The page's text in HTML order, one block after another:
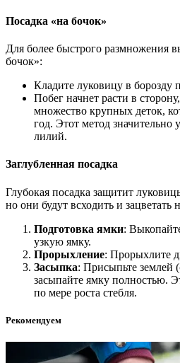
Посадка «на бочок»
Для более быстрого размножения
бочок»:
Кладите луковицу в борозду
Побег начнет расти в
множество крупных деток,
год. Этот метод значительно
лилий.
Заглубленная посадка
Глубокая посадка защитит
но они будут всходить и зацветать
Подготовка ямки:
узкую ямку.
Прорыхление: Прорыхлите
Засыпка: Присыпьте землей
засыпайте ямку полностью.
по мере роста стебля.
Рекомендуем